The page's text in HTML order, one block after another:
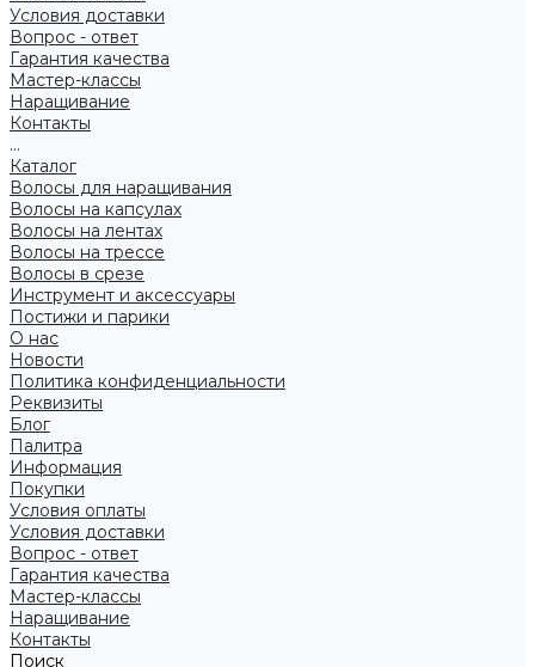
Условия доставки
Вопрос - ответ
Гарантия качества
Мастер-классы
Наращивание
Контакты
...
Каталог
Волосы для наращивания
Волосы на капсулах
Волосы на лентах
Волосы на трессе
Волосы в срезе
Инструмент и аксессуары
Постижи и парики
О нас
Новости
Политика конфиденциальности
Реквизиты
Блог
Палитра
Информация
Покупки
Условия оплаты
Условия доставки
Вопрос - ответ
Гарантия качества
Мастер-классы
Наращивание
Контакты
Поиск